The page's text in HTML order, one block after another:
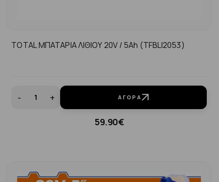
TOTAL ΜΠΑΤΑΡΙΑ ΛΙΘΙΟΥ 20V / 5Ah (TFBLI2053)
- + ΑΓΟΡΆ
59.90€